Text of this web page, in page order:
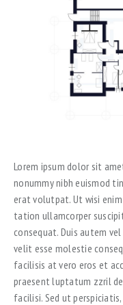
Lorem ipsum dolor sit
nonummy nibh euismod
erat volutpat. Ut wisi
tation ullamcorper
consequat. Duis autem
velit esse molestie
facilisis at vero eros et
praesent luptatum zzril
facilisi. Sed ut